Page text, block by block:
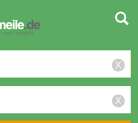
X
X